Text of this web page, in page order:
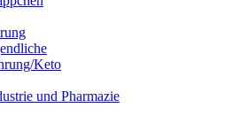
Keto
und Pharmazie